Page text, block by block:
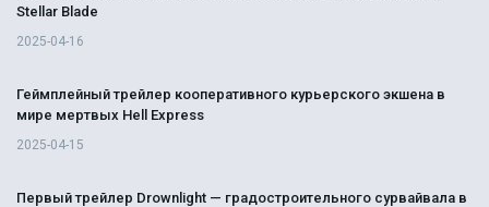
Stellar Blade
2025-04-16
Геймплейный трейлер кооперативного курьерского экшена в
мире мертвых Hell Express
2025-04-15
Первый трейлер Drownlight — градостроительного сурвайвала в